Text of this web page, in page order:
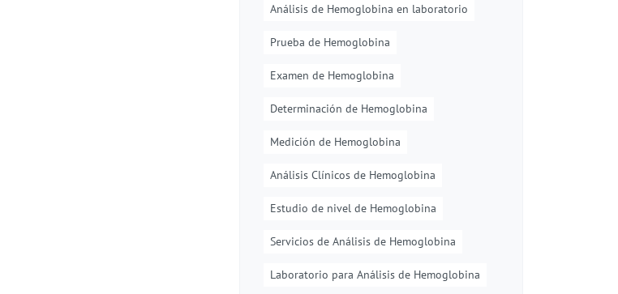
Análisis de Hemoglobina en laboratorio
Prueba de Hemoglobina
Examen de Hemoglobina
Determinación de Hemoglobina
Medición de Hemoglobina
Análisis Clínicos de Hemoglobina
Estudio de nivel de Hemoglobina
Servicios de Análisis de Hemoglobina
Laboratorio para Análisis de Hemoglobina